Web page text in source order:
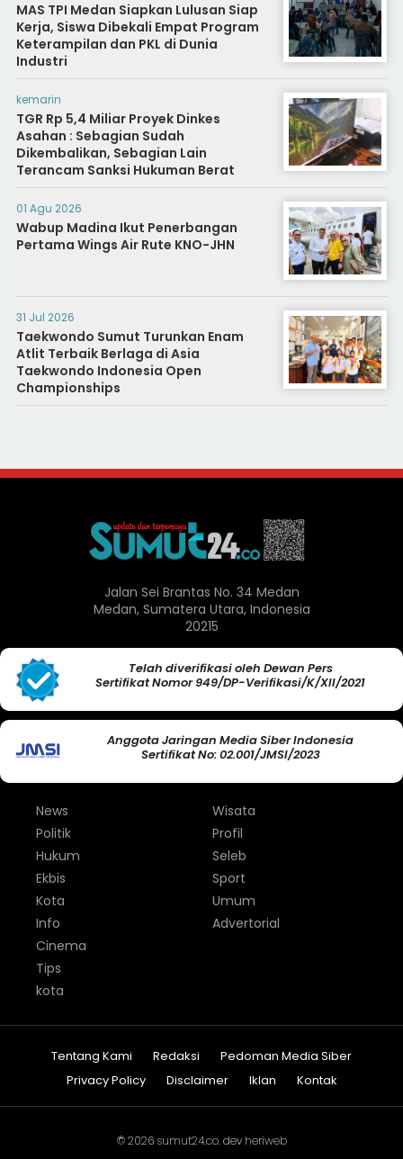
MAS TPI Medan Siapkan Lulusan Siap
Kerja, Siswa Dibekali Empat Program
Keterampilan dan PKL di Dunia
Industri
kemarin
TGR Rp 5,4 Miliar Proyek Dinkes
Asahan : Sebagian Sudah
Dikembalikan, Sebagian Lain
Terancam Sanksi Hukuman Berat
01 Agu 2026
Wabup Madina Ikut Penerbangan
Pertama Wings Air Rute KNO-JHN
31 Jul 2026
Taekwondo Sumut Turunkan Enam
Atlit Terbaik Berlaga di Asia
Taekwondo Indonesia Open
Championships
Jalan Sei Brantas No. 34 Medan
Medan, Sumatera Utara, Indonesia
20215
Telah diverifikasi oleh Dewan Pers
Sertifikat Nomor 949/DP-Verifikasi/K/XII/2021
Anggota Jaringan Media Siber Indonesia
Sertifikat No: 02.001/JMSI/2023
News
Politik
Hukum
Ekbis
Kota
Info
Wisata
Profil
Seleb
Sport
Umum
Advertorial
Cinema
Tips
kota
Tentang Kami Redaksi
Pedoman Media Siber
Privacy Policy
Disclaimer Iklan Kontak
© 2026 sumut24.co. dev heriweb